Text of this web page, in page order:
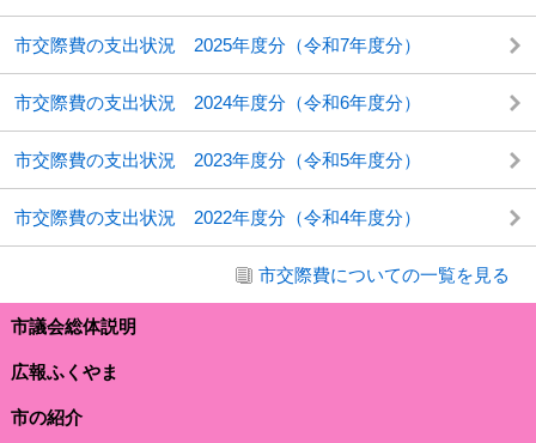
市交際費の支出状況 2025年度分（令和7年度分）
市交際費の支出状況 2024年度分（令和6年度分）
市交際費の支出状況 2023年度分（令和5年度分）
市交際費の支出状況 2022年度分（令和4年度分）
市交際費についての一覧を見る
市議会総体説明
広報ふくやま
市の紹介